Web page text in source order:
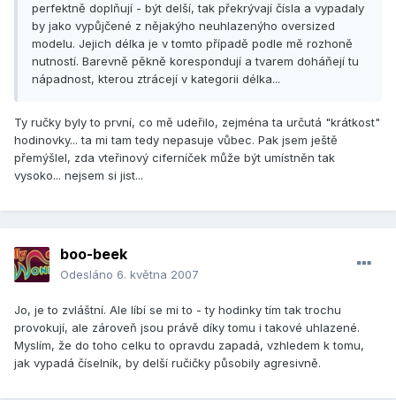
perfektně doplňují - být delší, tak překrývají čísla a vypadaly
by jako vypůjčené z nějakýho neuhlazenýho oversized
modelu. Jejich délka je v tomto případě podle mě rozhoně
nutností. Barevně pěkně korespondují a tvarem doháňejí tu
nápadnost, kterou ztrácejí v kategorii délka...
Ty ručky byly to první, co mě udeřilo, zejména ta určutá "krátkost"
hodinovky... ta mi tam tedy nepasuje vůbec. Pak jsem ještě
přemýšlel, zda vteřinový ciferníček může být umístněn tak
vysoko... nejsem si jist...
boo-beek
Odesláno 6. května 2007
Jo, je to zvláštní. Ale líbí se mi to - ty hodinky tím tak trochu
provokují, ale zároveň jsou právě díky tomu i takové uhlazené.
Myslím, že do toho celku to opravdu zapadá, vzhledem k tomu,
jak vypadá číselník, by delší ručičky působily agresivně.